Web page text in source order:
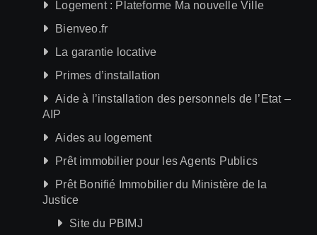
Logement : Plateforme Ma nouvelle Ville
Bienveo.fr
La garantie locative
Primes d’installation
Aide à l’installation des personnels de l’Etat –
AIP
Aides au logement
Prêt immobilier pour les Agents Publics
Prêt Bonifié Immobilier du Ministère de la
Justice
Site du PBIMJ